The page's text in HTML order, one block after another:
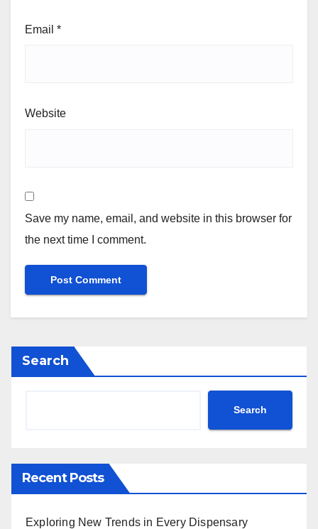
Email *
Website
Save my name, email, and website in this browser for
the next time I comment.
Search
Search
Recent Posts
Exploring New Trends in Every Dispensary